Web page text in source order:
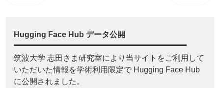
Hugging Face Hub データ公開
筑波大学 志田さま研究室により当サイトをご利用して
いただいた情報を学術利用限定で Hugging Face Hub
に公開されました。